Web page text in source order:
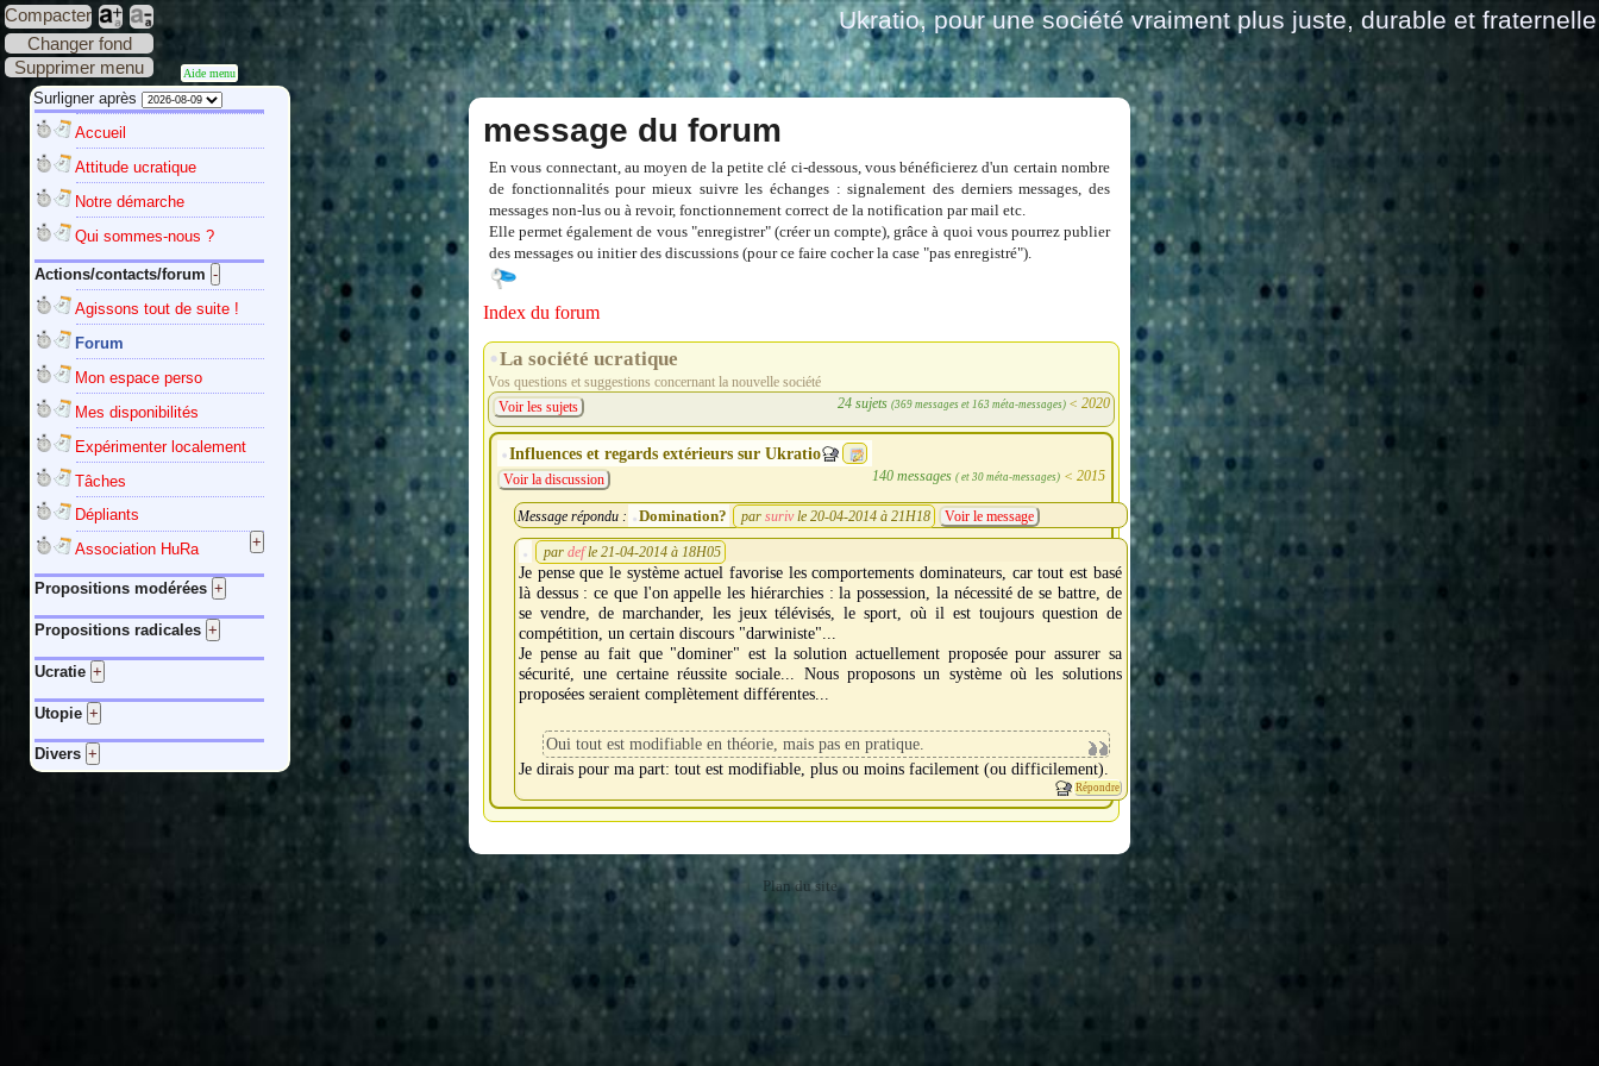
Compacter
Changer fond
Supprimer menu
Ukratio, pour une société vraiment plus juste, durable et fraternelle
Aide menu
Surligner après
Accueil
Attitude ucratique
Notre démarche
Qui sommes-nous ?
Actions/contacts/forum
Agissons tout de suite !
Forum
Mon espace perso
Mes disponibilités
Expérimenter localement
Tâches
Dépliants
Association HuRa
Propositions modérées
Propositions radicales
Ucratie
Utopie
Divers
message du forum
En vous connectant, au moyen de la petite clé ci-dessous, vous bénéficierez d'un certain nombre
de fonctionnalités pour mieux suivre les échanges : signalement des derniers messages, des
messages non-lus ou à revoir, fonctionnement correct de la notification par mail etc.
Elle permet également de vous "enregistrer" (créer un compte), grâce à quoi vous pourrez publier
des messages ou initier des discussions (pour ce faire cocher la case "pas enregistré").
Index du forum
La société ucratique
Vos questions et suggestions concernant la nouvelle société
24 sujets (369 messages et 163 méta-messages) < 2020
Voir les sujets
Influences et regards extérieurs sur Ukratio
140 messages ( et 30 méta-messages)< 2015
Voir la discussion
Message répondu : Domination? par suriv le 20-04-2014 à 21H18 Voir le message
par def le 21-04-2014 à 18H05
Je pense que le système actuel favorise les comportements dominateurs, car tout est basé
là dessus : ce que l'on appelle les hiérarchies : la possession, la nécessité de se battre, de
se vendre, de marchander, les jeux télévisés, le sport, où il est toujours question de
compétition, un certain discours "darwiniste"...
Je pense au fait que "dominer" est la solution actuellement proposée pour assurer sa
sécurité, une certaine réussite sociale... Nous proposons un système où les solutions
proposées seraient complètement différentes...
Oui tout est modifiable en théorie, mais pas en pratique.
Je dirais pour ma part: tout est modifiable, plus ou moins facilement (ou difficilement).
Répondre
Plan du site